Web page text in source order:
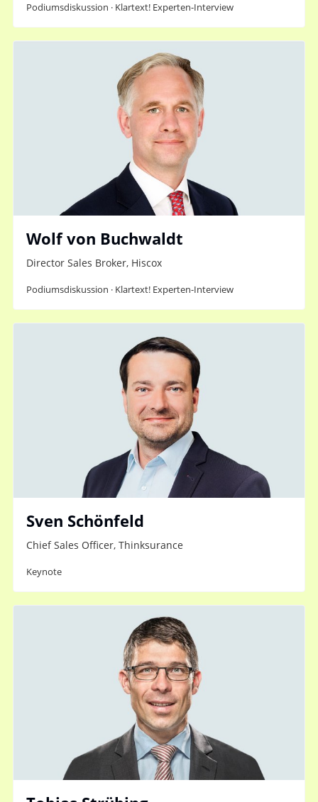
Podiumsdiskussion · Klartext! Experten-Interview
Wolf von Buchwaldt
Director Sales Broker, Hiscox
Podiumsdiskussion · Klartext! Experten-Interview
Sven Schönfeld
Chief Sales Officer, Thinksurance
Keynote